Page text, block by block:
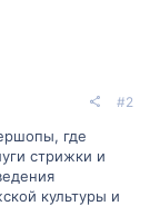
#2
где
стрижки и
культуры и